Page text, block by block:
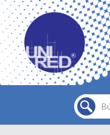
Buscar...